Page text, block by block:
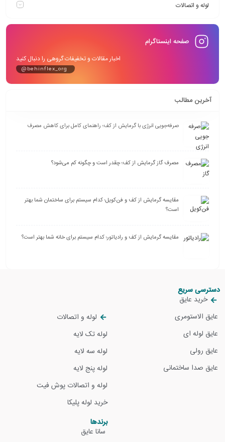
لوله و اتصالات
صفحه اینستاگرام
اخبار مقالات و تخفیفات گروهی را دنبال کنید
@behinflex_org
آخرین مطالب
صرفه‌جویی انرژی با گرمایش از کف؛ راهنمای کامل برای کاهش مصرف
مصرف گاز گرمایش از کف؛ چقدر است و چگونه کم می‌شود؟
مقایسه گرمایش از کف و فن‌کویل؛ کدام سیستم برای ساختمان شما بهتر
است؟
مقایسه گرمایش از کف و رادیاتور؛ کدام سیستم برای خانه شما بهتر است؟
دسترسی سریع
خرید عایق
عایق الاستومری
عایق لوله ای
عایق رولی
عایق صدا ساختمانی
لوله و اتصالات
لوله تک لایه
لوله سه لایه
لوله پنج لایه
لوله و اتصالات پوش فیت
خرید لوله پلیکا
برندها
سانا عایق